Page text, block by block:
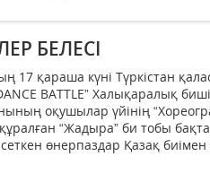
БЕЛЕСІ
17 қараша күні Түркістан
BATTLE” Халықаралық
оқушылар үйінің
“Жадыра” би тобы
өнерпаздар Қазақ